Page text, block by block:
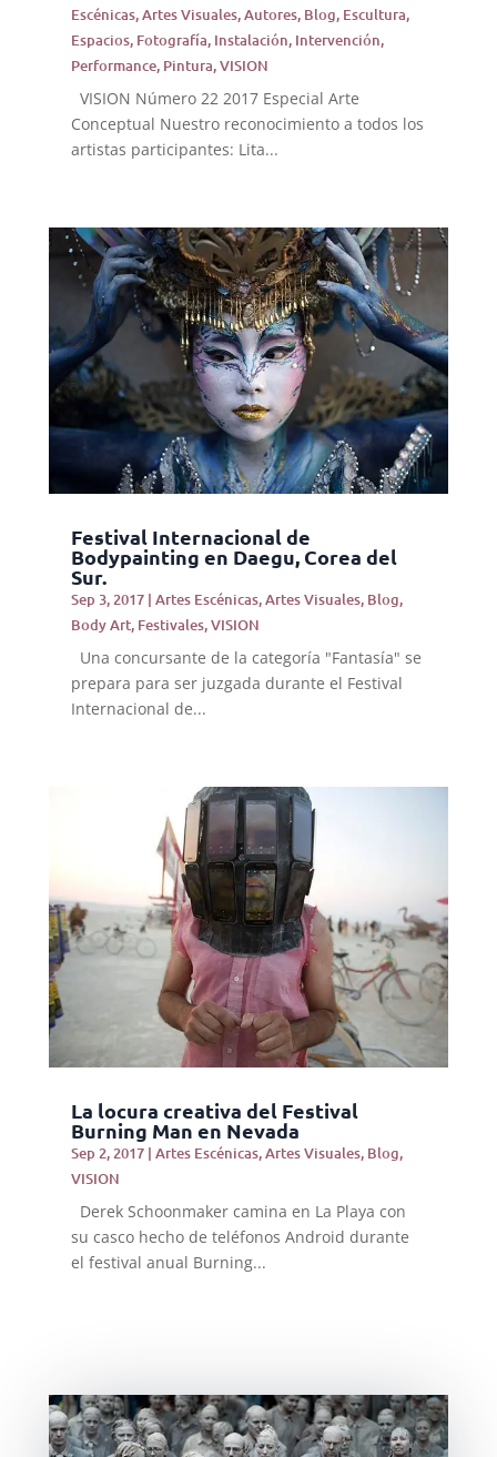
Escénicas,Artes Visuales,Autores, Blog, Escultura,
Espacios, Fotografía, Instalación, Intervención,
Performance, Pintura,VISION
VISION Número 22 2017 Especial Arte
Conceptual Nuestro reconocimiento a todos los
artistas participantes: Lita...
Festival Internacional de
Bodypainting en Daegu, Corea del
Sur.
Sep 3, 2017| Artes Escénicas,Artes Visuales, Blog,
Body Art, Festivales,VISION
Una concursante de la categoría "Fantasía" se
prepara para ser juzgada durante el Festival
Internacional de...
La locura creativa del Festival
Burning Man en Nevada
Sep 2, 2017| Artes Escénicas,Artes Visuales, Blog,
VISION
Derek Schoonmaker camina en La Playa con
su casco hecho de teléfonos Android durante
el festival anual Burning...